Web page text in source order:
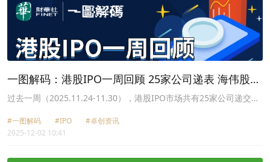
一图解码：港股IPO一周回顾 25家公司递表 海伟股份
上市首日破发
过去一周（2025.11.24-11.30），港股IPO市场共有25家公司递交上
卓创资讯（301299.SZ）和活力集团等；
#一图解码 #IPO
#卓创资讯
2025-12-02 10:41